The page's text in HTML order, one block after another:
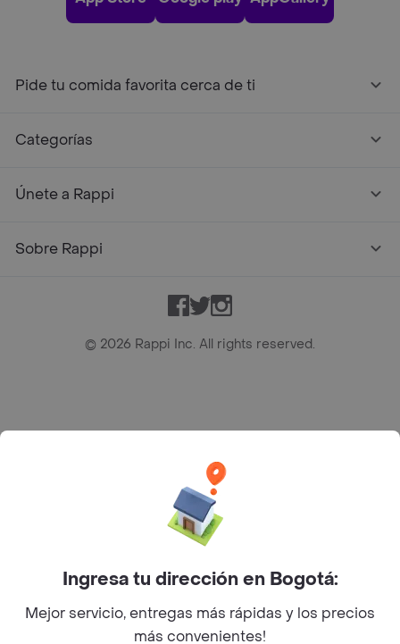
Pide tu comida favorita cerca de ti
Categorías
Únete a Rappi
Sobre Rappi
Facebook
TwitterInstagram
© 2026 Rappi Inc. All rights reserved.
Bogotá D.C. --- notificacionesrappi@rappi.com
Ingresa tu dirección en Bogotá:
Mejor servicio, entregas más rápidas y los precios
más convenientes!